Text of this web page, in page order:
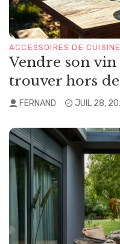
ACCESSOIRES DE CUISINE
Vendre son
trouver hors
FERNAND JUIL 28,